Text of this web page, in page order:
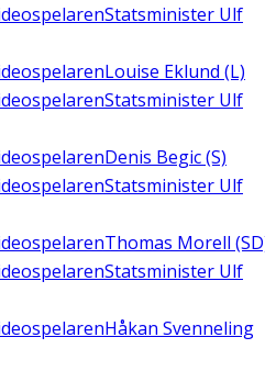
Statsminister Ulf
Louise Eklund (L)
Statsminister Ulf
Denis Begic (S)
Statsminister Ulf
Thomas Morell
Statsminister Ulf
Håkan Svenneling